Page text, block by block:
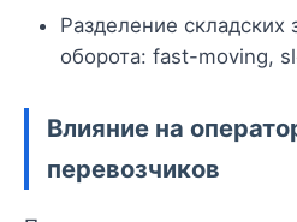
Разделение складских
оборота: fast-moving,
Влияние на
перевозчиков